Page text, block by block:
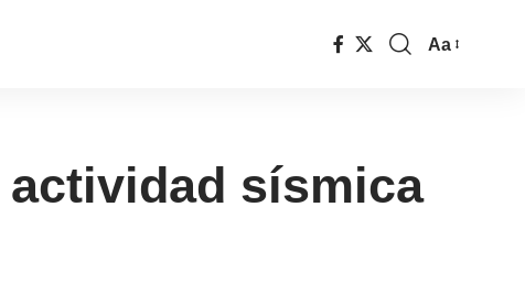
Aa
sísmica